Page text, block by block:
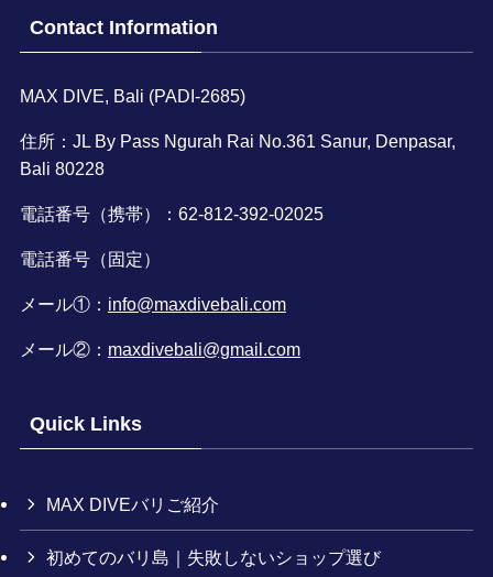
Contact Information
MAX DIVE, Bali (PADI-2685)
住所：JL By Pass Ngurah Rai No.361 Sanur, Denpasar,
Bali 80228
電話番号（携帯）：62-812-392-02025
電話番号（固定）
メール①： info@maxdivebali.com
メール②： maxdivebali@gmail.com
Quick Links
MAX DIVEバリご紹介
初めてのバリ島｜失敗しないショップ選び